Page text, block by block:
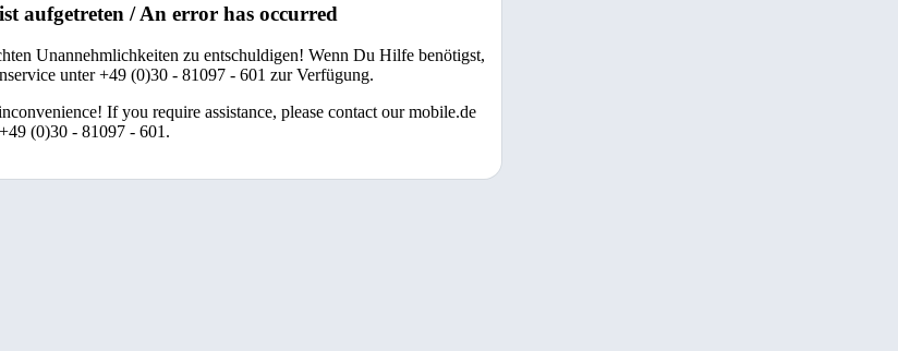
aufgetreten / An error has occurred
Unannehmlichkeiten zu entschuldigen! Wenn Du Hilfe benötigst,
unter +49 (0)30 - 81097 - 601 zur Verfügung.
If you require assistance, please contact our mobile.de
(0)30 - 81097 - 601.